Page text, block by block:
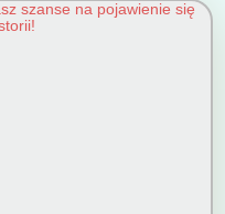
szanse na pojawienie się